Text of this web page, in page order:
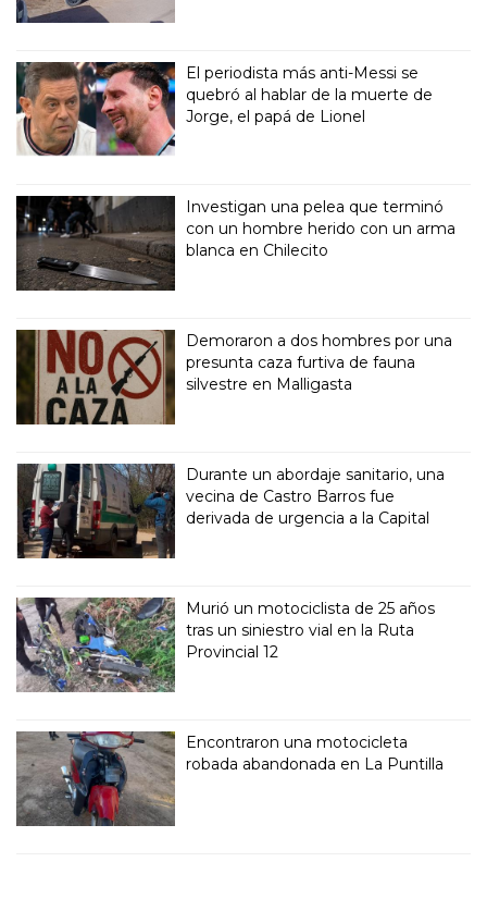
El periodista más anti-Messi se
quebró al hablar de la muerte de
Jorge, el papá de Lionel
Investigan una pelea que terminó
con un hombre herido con un arma
blanca en Chilecito
Demoraron a dos hombres por una
presunta caza furtiva de fauna
silvestre en Malligasta
Durante un abordaje sanitario, una
vecina de Castro Barros fue
derivada de urgencia a la Capital
Murió un motociclista de 25 años
tras un siniestro vial en la Ruta
Provincial 12
Encontraron una motocicleta
robada abandonada en La Puntilla